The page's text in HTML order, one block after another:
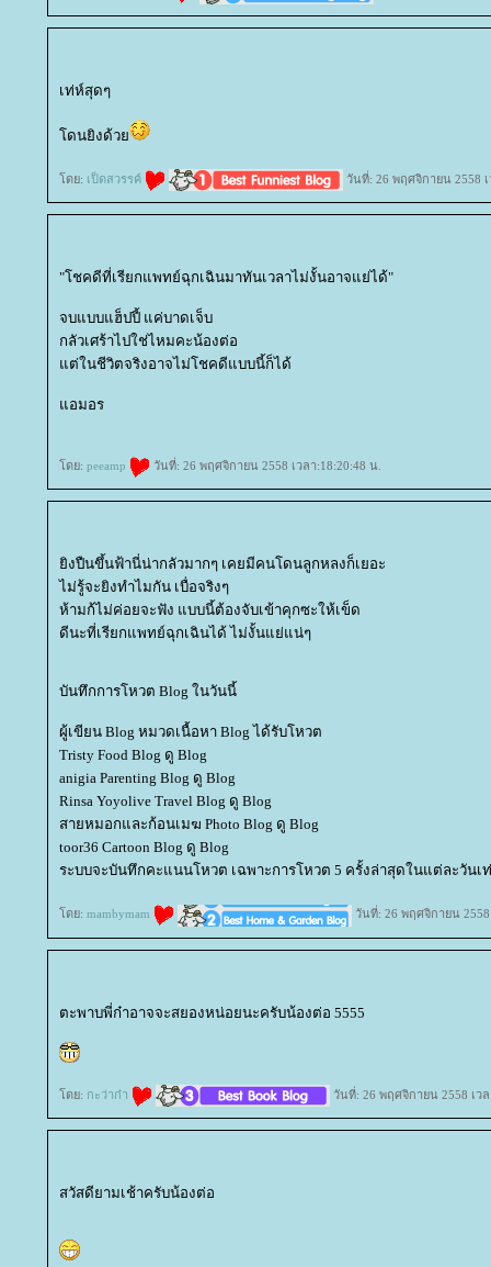
เท่ห์สุดๆ
ดนยิงด้ว
ดย: เป็ดสวรรค์ วันที่: 26 พฤศจิกายน 2558
"โชคดีที่เรียกแพทย์ฉุกเฉินมาทันเวลาไม่งั้นอาจแย่ได้"
จบแบบแฮ็ปปี้ แค่บาดเจ็บ
กลัวเศร้าไปใช่ไหมคะน้องต่อ
ต่ในชีวิตจริงอาจไม่โชคดีแบบนี้ก็ได้
อมอร
ดย: peeamp วันที่: 26 พฤศจิกายน 2558 เวลา:18:20:48 น.
ิงปืนขึ้นฟ้านี่น่ากลัวมากๆ เคยมีคนโดนลูกหลงก็เยอะ
ไม่รู้จะยิงทำไมกัน เบื่อจริงๆ
ห้ามก้ไม่ค่อยจะฟัง แบบนี้ต้องจับเข้าคุกซะให้เข็ด
ดีนะที่เรียกแพทย์ฉุกเฉินได้ ไม่งั้นแย่แน่ๆ
บันทึกการโหวต Blog ในวันนี้
ผู้เขียน Blog หมวดเนื้อหา Blog ได้รับโหวต
Tristy Food Blog ดู Blog
anigia Parenting Blog ดู Blog
Rinsa Yoyolive Travel Blog ดู Blog
สายหมอกและก้อนเมฆ Photo Blog ดู Blog
toor36 Cartoon Blog ดู Blog
ระบบจะบันทึกคะแนนโหวต เฉพาะการโหวต 5 ครั้งล่าสุดในแต่ละวันเ
ดย: mambymam วันที่: 26 พฤศจิกายน 2558
ตะพาบพี่ก๋าอาจจะสยองหน่อยนะครับน้องต่อ 5555
ดย: กะว่าก๋า วันที่: 26 พฤศจิกายน 2558 เว
สวัสดียามเช้าครับน้องต่อ